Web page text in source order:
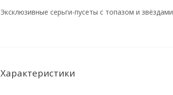
Эксклюзивные серьги-пусеты с топазом и
Характеристики